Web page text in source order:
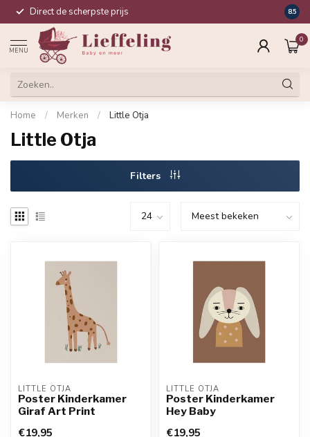
Direct de scherpste prijs 8.5
MENU
0
Home / Merken / Little Otja
Little Otja
Filters
LITTLE OTJA
Poster Kinderkamer
Giraf Art Print
€19,95
LITTLE OTJA
Poster Kinderkamer
Hey Baby
€19,95